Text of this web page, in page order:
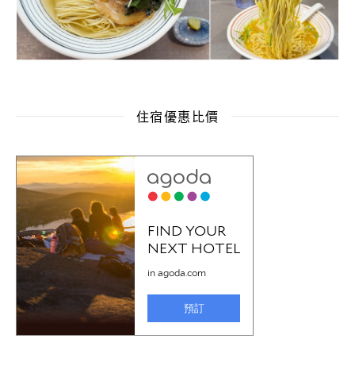
住宿優惠比價